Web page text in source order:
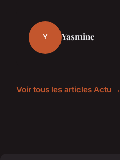
Y Yasmine
Voir tous les articles Actu →